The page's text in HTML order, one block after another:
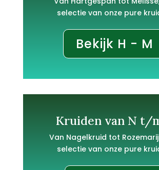
selectie van onze pure
Bekijk H - M
Kruiden van N t/
Van Nagelkruid tot
selectie van onze pure